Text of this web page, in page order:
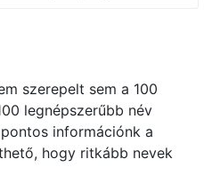
szerepelt sem a 100
legnépszerűbb név
információnk a
hogy ritkább nevek